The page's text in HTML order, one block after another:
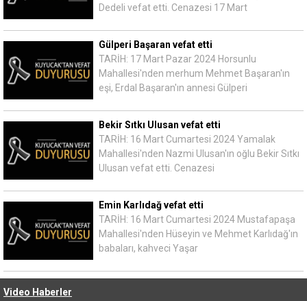
Dedeli vefat etti. Cenazesi 17 Mart
Gülperi Başaran vefat etti
TARİH: 17 Mart Pazar 2024 Horsunlu
Mahallesi'nden merhum Mehmet Başaran'ın
eşi, Erdal Başaran'ın annesi Gülperi
Bekir Sıtkı Ulusan vefat etti
TARİH: 16 Mart Cumartesi 2024 Yamalak
Mahallesi'nden Nazmi Ulusan'ın oğlu Bekir Sıtkı
Ulusan vefat etti. Cenazesi
Emin Karlıdağ vefat etti
TARİH: 16 Mart Cumartesi 2024 Mustafapaşa
Mahallesi'nden Hüseyin ve Mehmet Karlıdağ'ın
babaları, kahveci Yaşar
Video Haberler